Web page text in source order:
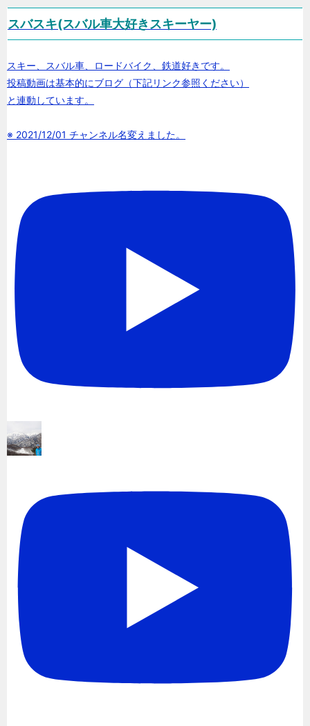
スバスキ(スバル車大好きスキーヤー)
スキー、スバル車、ロードバイク、鉄道好きです。
投稿動画は基本的にブログ（下記リンク参照ください）
と連動しています。
※ 2021/12/01 チャンネル名変えました。